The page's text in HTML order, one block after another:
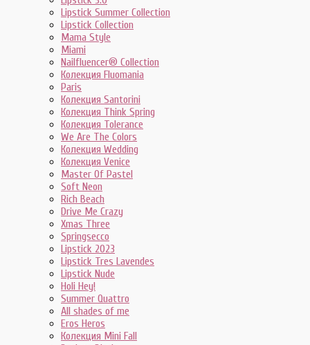
Lipstick Summer Collection
Lipstick Collection
Mama Style
Miami
Nailfluencer® Collection
Колекция Fluomania
Paris
Колекция Santorini
Колекция Think Spring
Колекция Tolerance
We Are The Colors
Колекция Wedding
Колекция Venice
Master Of Pastel
Soft Neon
Rich Beach
Drive Me Crazy
Xmas Three
Springsecco
Lipstick 2023
Lipstick Tres Lavendes
Lipstick Nude
Holi Hey!
Summer Quattro
All shades of me
Eros Heros
Колекция Mini Fall